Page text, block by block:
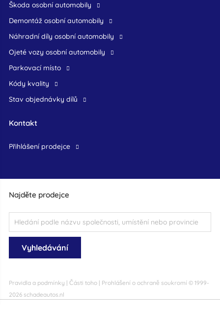
Najděte prodejce
Pravidla a podmínky | Části toho| Prohlášení o ochraně soukromí© 1999-
2026 schadeautos.nl
škoda osobní automobily
demontáž osobní automobily
náhradní díly osobní automobily
ojeté vozy osobní automobily
Parkovací místo
Kódy kvality
Stav objednávky dílů
Kontakt
přihlášení prodejce